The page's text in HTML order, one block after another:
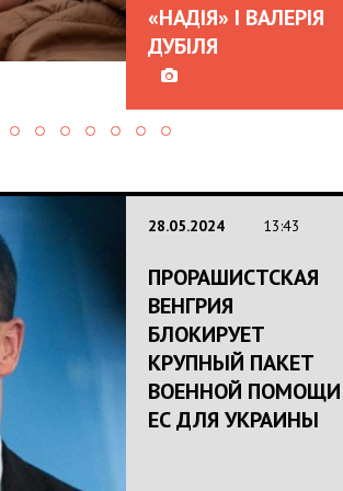
«НАДІЯ» І ВАЛЕРІЯ
ДУБІЛЯ
28.05.2024 13:43
ПРОРАШИСТСКАЯ
ВЕНГРИЯ
БЛОКИРУЕТ
КРУПНЫЙ ПАКЕТ
ВОЕННОЙ ПОМОЩИ
ЕС ДЛЯ УКРАИНЫ